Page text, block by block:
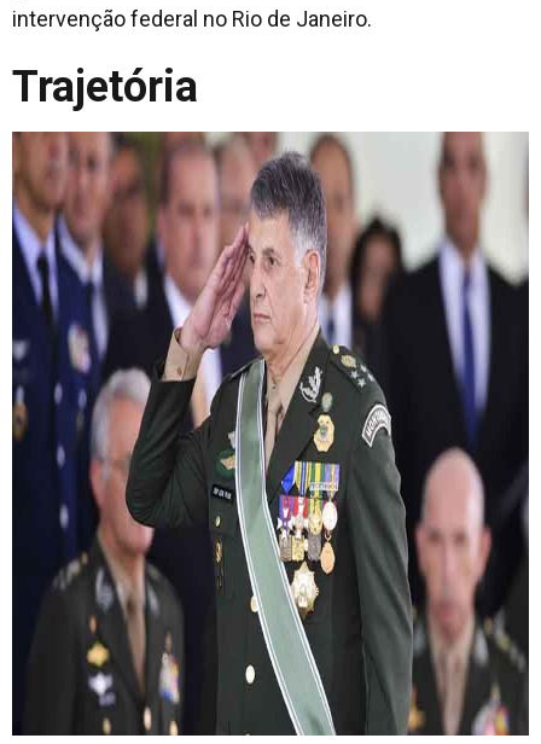
intervenção federal no Rio de Janeiro.
Trajetória